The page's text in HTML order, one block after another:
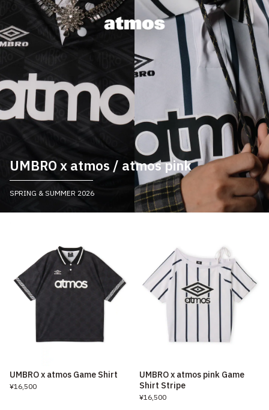
UMBRO x atmos / atmos pink
SPRING & SUMMER 2026
UMBRO x atmos Game Shirt
¥16,500
UMBRO x atmos pink Game
Shirt Stripe
¥16,500